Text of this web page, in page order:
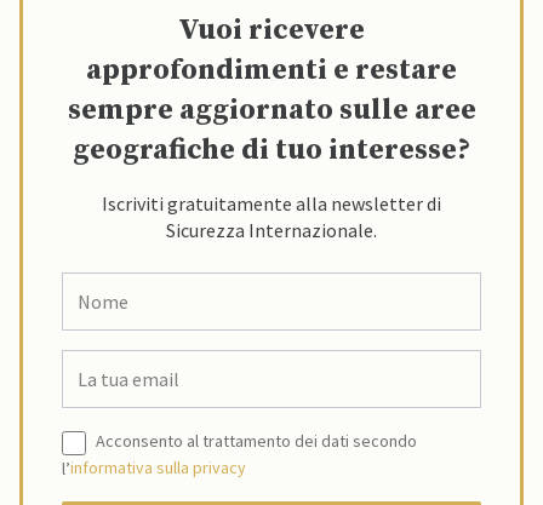
Vuoi ricevere
approfondimenti e restare
sempre aggiornato sulle aree
geografiche di tuo interesse?
Iscriviti gratuitamente alla newsletter di
Sicurezza Internazionale.
Acconsento al trattamento dei dati secondo
l’informativa sulla privacy